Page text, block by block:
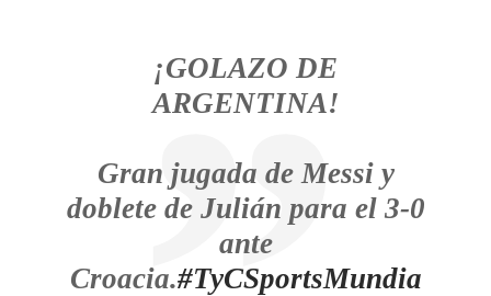
¡GOLAZO DE
ARGENTINA!
Gran jugada de Messi y
doblete de Julián para el 3-0
ante
Croacia.#TyCSportsMundia